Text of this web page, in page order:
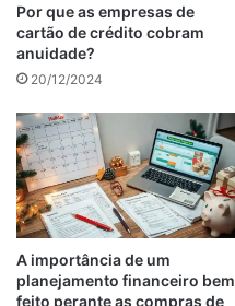
Por que as empresas de
cartão de crédito cobram
anuidade?
20/12/2024
A importância de um
planejamento financeiro bem
feito perante as compras de